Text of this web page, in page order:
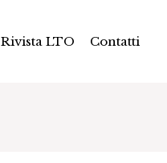
Rivista LTO Contatti